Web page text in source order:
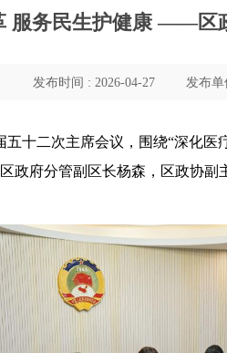
服务民生护健康 ——区
发布时间 : 2026-04-27 发布单
五十二次主席会议，围绕“深化
政府分管副区长杨森，区政协